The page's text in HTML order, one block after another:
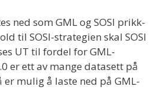
ned som GML og SOSI prikk-
til SOSI-strategien skal SOSI
UT til fordel for GML-
er ett av mange datasett på
er mulig å laste ned på GML-